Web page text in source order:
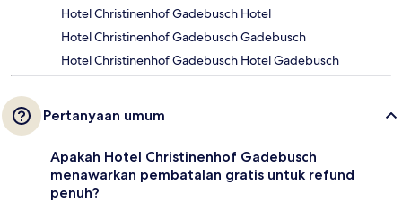
Hotel Christinenhof Gadebusch Hotel
Hotel Christinenhof Gadebusch Gadebusch
Hotel Christinenhof Gadebusch Hotel Gadebusch
Pertanyaan umum
Apakah Hotel Christinenhof Gadebusch
menawarkan pembatalan gratis untuk refund
penuh?